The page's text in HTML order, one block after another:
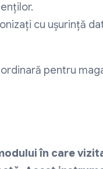
cu ușurință
pentru
în care